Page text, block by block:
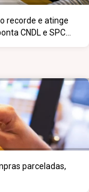
recorde e atinge
CNDL e SPC
parceladas,